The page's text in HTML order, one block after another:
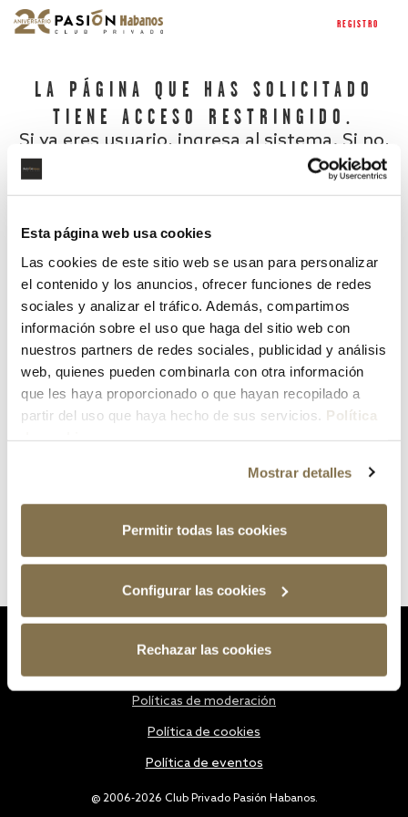
Esta página web usa cookies
Las cookies de este sitio web se usan para personalizar
el contenido y los anuncios, ofrecer funciones de redes
sociales y analizar el tráfico. Además, compartimos
información sobre el uso que haga del sitio web con
nuestros partners de redes sociales, publicidad y análisis
web, quienes pueden combinarla con otra información
que les haya proporcionado o que hayan recopilado a
partir del uso que haya hecho de sus servicios. Política
Mostrar detalles
Permitir todas las cookies
Configurar las cookies
Rechazar las cookies
REGISTRO
LA PÁGINA QUE HAS SOLICITADO
TIENE ACCESO RESTRINGIDO.
Si ya eres usuario, ingresa al sistema. Si no,
¿Has olvidado tu contraseña?
@ 2006-2026 Club Privado Pasión Habanos.
Políticas de moderación
Política de cookies
Política de eventos